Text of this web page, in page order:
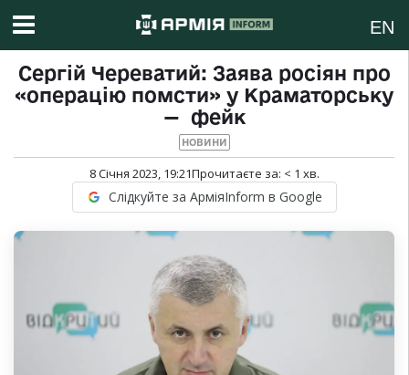
EN
Сергій Череватий: Заява росіян про
«операцію помсти» у Краматорську
— фейк
НОВИНИ
8 Січня 2023, 19:21Прочитаєте за: < 1 хв.
Слідкуйте за АрміяInform в Google